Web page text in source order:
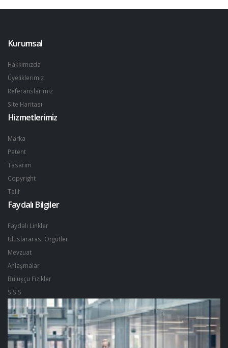
Kurumsal
Hakkımızda
Üyeliklerimiz
Referanslarımız
Site Haritası
Hizmetlerimiz
Marka
Patent
Tasarım
Copyright
Telif
Faydalı Bilgiler
Faydalı Linkler
Uluslararası Örgütler
Mevzuat
Anlaşmalar
Buluşçu Fizikler
S.S.S